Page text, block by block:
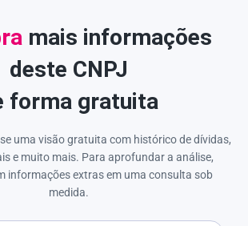
mais informações
deste CNPJ
forma gratuita
uma visão gratuita com histórico de dívidas,
e muito mais. Para aprofundar a análise,
informações extras em uma consulta sob
medida.